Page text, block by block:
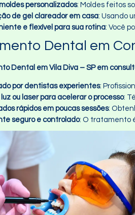
personalizados: Moldes feitos
de gel clareador em casa: Usando
e flexível para sua rotina: Você
Dental em
Dental em Vila Diva – SP em
por dentistas experientes:
luz ou laser para acelerar o processo:
rápidos em poucas sessões:
seguro e controlado: O tratamento